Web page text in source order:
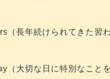
長年続けられてきた習わ
大切な日に特別なことを